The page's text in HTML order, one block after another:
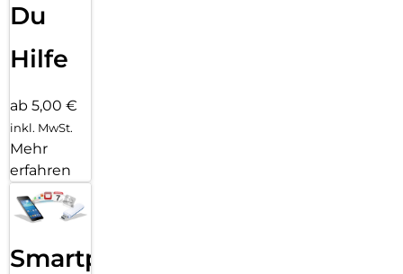
Du
Hilfe
ab 5,00 €
inkl. MwSt.
Mehr
erfahren
Smartphone